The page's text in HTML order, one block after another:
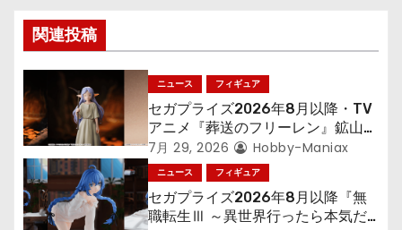
ゲ
ー
シ
ョ
ン
関連投稿
ニュース フィギュア
セガプライズ2026年8月以降・TV
アニメ『葬送のフリーレン』鉱山で
300年働くことになっっちゃった
「フリーレン」を立体化！
7月 29, 2026 Hobby-Maniax
ニュース フィギュア
セガプライズ2026年8月以降『無
職転生Ⅲ ～異世界行ったら本気だ